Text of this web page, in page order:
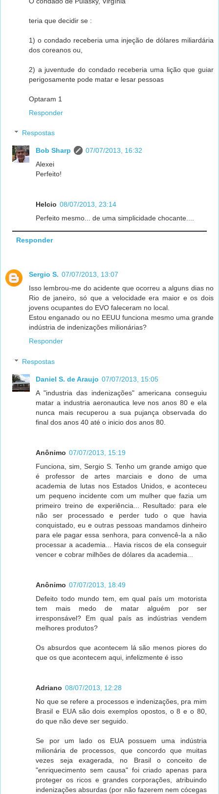
teria que decidir se :
1) o condado receberia uma injeção de dólares miliardária
dos coreanos ou,
2) a juventude do condado receberia uma lição que guiar
perigosamente pode matar e lesar pessoas
Optaram 1
Responder
Respostas
Bob Sharp
07/07/2013, 16:32
Alexei
Perfeito!
Helcio 08/07/2013, 23:14
Perfeito mesmo... de uma simplicidade chocante....
Responder
Sergio S. 07/07/2013, 13:07
Isso lembrou-me do acidente que ocorreu a alguns dias no
Rio de janeiro, só que a velocidade era maior e os dois
jovens ocupantes do EVO faleceram no local.
Estou enganado ou no EEUU funciona mesmo uma grande
indústria de indenizações milionárias?
Responder
Respostas
Daniel S. de Araujo 07/07/2013, 15:05
A "industria das indenizações" americana conseguiu
matar a industria aeronautica leve nos anos 80 e ela
nunca mais recuperou a sua pujança observada do
final dos anos 40 até o inicio dos anos 80.
Anônimo 07/07/2013, 15:19
Funciona, sim, Sergio S. Tenho um grande amigo que
é professor de artes marciais e dono de uma
academia de lutas nos Estados Unidos, e aconteceu
um pequeno incidente com um mulher que fazia um
primeiro treino de experiência... Resultado: para ele
não ser processado e perder tudo o que havia
conquistado, eu e outras pessoas mandamos dinheiro
para ele pagar essa senhora, para convencê-la a não
processar a academia... Havia riscos de ela conseguir
vencer e cobrar milhões de dólares da academia...
Anônimo 07/07/2013, 18:49
Defeito todo mundo tem, em qual país um motorista
tem mais medo de matar alguém por ser
irresponsável? Em qual país as indústrias vendem
melhores produtos?
Os absurdos que acontecem lá são menos piores do
que os que acontecem aqui, infelizmente é isso
Adriano 08/07/2013, 12:28
No que se refere a processos e indenizações, pra mim
Brasil e EUA são dois exemplos opostos, o 8 e o 80,
do que não deve ser seguido.
Se por um lado os EUA possuem uma indústria
milionária de processos, que concordo que muitas
vezes seja exagerada, no Brasil o conceito de
"enriquecimento sem causa" foi criado apenas para
proteger os ricos e grandes corporações, atribuindo
indenizações absurdas (por não fazerem nem cócegas